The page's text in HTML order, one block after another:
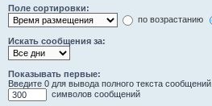
Поле сортировки:
по возрастанию
Искать сообщения за:
Показывать первые:
Введите 0 для вывода полного текста сообщений.
символов сообщений